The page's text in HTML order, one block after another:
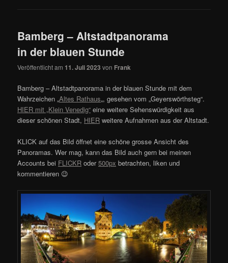
Bamberg – Altstadtpanorama
in der blauen Stunde
Veröffentlicht am 11. Juli 2023 von Frank
Bamberg – Altstadtpanorama in der blauen Stunde mit dem
Wahrzeichen „Altes Rathaus„, gesehen vom „Geyerswörthsteg“.
HIER mit „Klein Venedig“ eine weitere Sehenswürdigkeit aus
dieser schönen Stadt, HIER weitere Aufnahmen aus der Altstadt.
KLICK auf das Bild öffnet eine schöne grosse Ansicht des
Panoramas. Wer mag, kann das Bild auch gern bei meinen
Accounts bei FLICKR oder500px betrachten, liken und
kommentieren 😉